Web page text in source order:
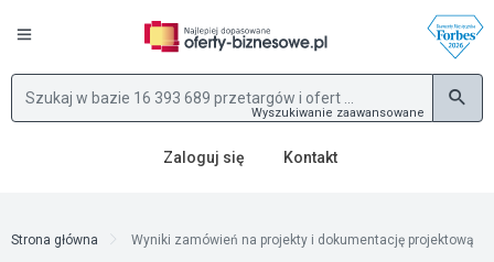
Wyszukiwanie zaawansowane
Zaloguj się Kontakt
Strona główna Wyniki zamówień na projekty i dokumentację projektową